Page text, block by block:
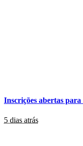
Inscrições abertas
5 dias atrás